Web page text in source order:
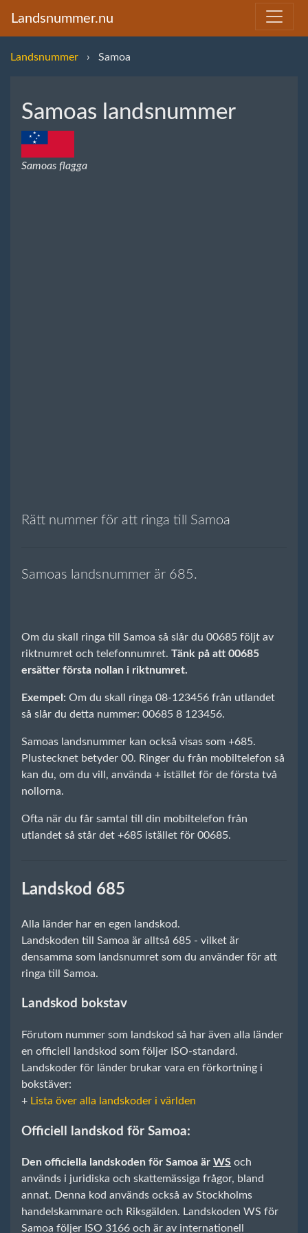
Landsnummer.nu
Landsnummer Samoa
Samoas landsnummer
Samoas flagga
Rätt nummer för att ringa till Samoa
Samoas landsnummer är 685.
Om du skall ringa till Samoa så slår du 00685 följt av
riktnumret och telefonnumret. Tänk på att 00685
ersätter första nollan i riktnumret.
Exempel: Om du skall ringa 08-123456 från utlandet
så slår du detta nummer: 00685 8 123456.
Samoas landsnummer kan också visas som +685.
Plustecknet betyder 00. Ringer du från mobiltelefon så
kan du, om du vill, använda + istället för de första två
nollorna.
Ofta när du får samtal till din mobiltelefon från
utlandet så står det +685 istället för 00685.
Landskod 685
Alla länder har en egen landskod.
Landskoden till Samoa är alltså 685 - vilket är
densamma som landsnumret som du använder för att
ringa till Samoa.
Landskod bokstav
Förutom nummer som landskod så har även alla länder
en officiell landskod som följer ISO-standard.
Landskoder för länder brukar vara en förkortning i
bokstäver:
+ Lista över alla landskoder i världen
Officiell landskod för Samoa:
Den officiella landskoden för Samoa är WS och
används i juridiska och skattemässiga frågor, bland
annat. Denna kod används också av Stockholms
handelskammare och Riksgälden. Landskoden WS för
Samoa följer ISO 3166 och är av internationell